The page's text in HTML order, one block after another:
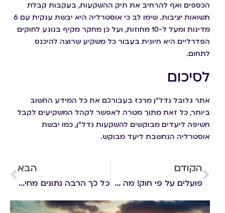
הכספים ואף להרחיב את תיק ההשקעות, בעקבות קבלת
תשואות יציבות. שימו לב כי אוסטרליה היא יבשת ענקית עם 6
מדינות ומעל ל-10 מחוזות, ועל כן מחקר מקיף בנוגע לחוקים
הפדרליים היא חיונית בעבור כל משקיע שרוצה להיכנס
לתחום.
לסיכום
אתר גלובל נדל"ן מרכז בעבורכם את כל המידע החשוב
ביותר, כל זאת מתוך מטרה לאפשר לקהל המשקיעים לקבל
חשיפה ליעדים מבוקשים להשקעות נדל"ן, כמו יבשת
אוסטרליה הנחשבת ליעד מבוקש.
הקודם
פועלים על פי חוק! מה צריך לעשות אם נחשפנו לחולה מאומת?
הבא
כל כך הרבה נתונים מחייבים הגנה: כל הסיבות שבגללן משרדי עורכי דין חייבים ביטוח סייבר